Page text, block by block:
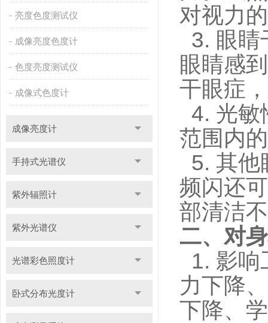
亮度色度测试仪
成像亮度色度计
色度亮度测试仪
成像式色度计
成像亮度计
手持式光谱仪
紫外辐照计
紫外光谱仪
光谱彩色照度计
卧式分布光度计
对视力
3. 眼睛
眼睛感
干眼症
4. 光敏
范围内
5. 其他
频闪还
部清洁
二、对
1. 影响
力下降
下降、